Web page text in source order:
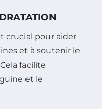
crucial pour aider
et à soutenir le
facilite
et le